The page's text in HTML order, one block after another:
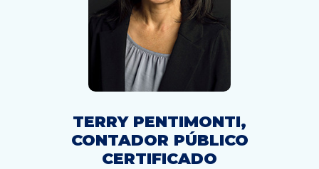
TERRY PENTIMONTI,
CONTADOR PÚBLICO
CERTIFICADO